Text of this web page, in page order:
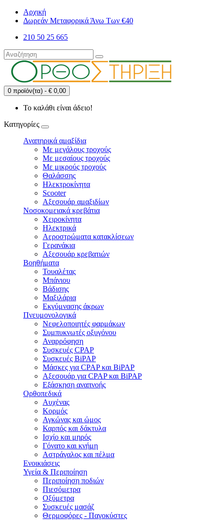
Αρχική
Δωρεάν Μεταφορικά Άνω Των €40
210 50 25 665
0 προϊόν(τα) - € 0,00
Το καλάθι είναι άδειο!
Κατηγορίες
Αναπηρικά αμαξίδια
Με μεγάλους τροχούς
Με μεσαίους τροχούς
Με μικρούς τροχούς
Θαλάσσης
Ηλεκτροκίνητα
Scooter
Αξεσουάρ αμαξιδίων
Νοσοκομειακά κρεβάτια
Χειροκίνητα
Ηλεκτρικά
Αεροστρώματα κατακλίσεων
Γερανάκια
Αξεσουάρ κρεβατιών
Βοηθήματα
Τουαλέτας
Μπάνιου
Βάδισης
Μαξιλάρια
Εκγύμνασης άκρων
Πνευμονολογικά
Νεφελοποιητές φαρμάκων
Συμπυκνωτές οξυγόνου
Αναρρόφηση
Συσκευές CPAP
Συσκευές BiPAP
Μάσκες για CPAP και BiPAP
Αξεσουάρ για CPAP και BiPAP
Εξάσκηση αναπνοής
Ορθοπεδικά
Αυχένας
Κορμός
Αγκώνας και ώμος
Καρπός και δάκτυλα
Ισχίο και μηρός
Γόνατο και κνήμη
Αστράγαλος και πέλμα
Ενοικιάσεις
Υγεία & Περιποίηση
Περιποίηση ποδιών
Πιεσόμετρα
Οξύμετρα
Συσκευές μασάζ
Θερμοφόρες - Παγοκύστες